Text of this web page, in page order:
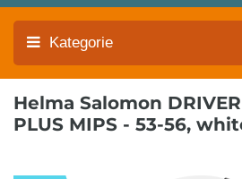
Kategorie
Helma Salomon
PLUS MIPS - 53-56,